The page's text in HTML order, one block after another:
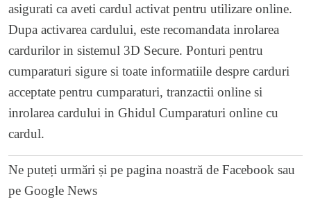
asigurati ca aveti cardul activat pentru utilizare online.
Dupa activarea cardului, este recomandata inrolarea
cardurilor in sistemul 3D Secure. Ponturi pentru
cumparaturi sigure si toate informatiile despre carduri
acceptate pentru cumparaturi, tranzactii online si
inrolarea cardului in Ghidul Cumparaturi online cu
cardul.
Ne puteți urmări și pe pagina noastră de Facebook sau
pe Google News